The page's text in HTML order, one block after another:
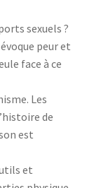
sexuels ?
peur et
face à ce
Les
de
est
et